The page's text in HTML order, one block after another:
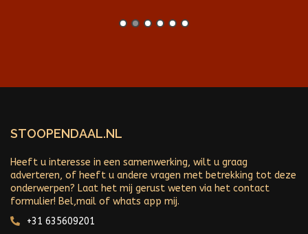
STOOPENDAAL.NL
Heeft u interesse in een samenwerking, wilt u graag
adverteren, of heeft u andere vragen met betrekking tot deze
onderwerpen? Laat het mij gerust weten via het contact
formulier! Bel,mail of whats app mij.
+31 635609201